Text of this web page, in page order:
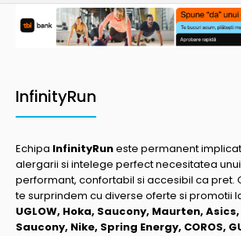
InfinityRun
Echipa InfinityRuneste permanent
alergarii si intelege perfect necesitatea
performant, confortabil si accesibil ca pret.
te surprindem cu diverse oferte si promotii
UGLOW, Hoka, Saucony, Maurten,
Saucony, Nike, Spring Energy, COROS,